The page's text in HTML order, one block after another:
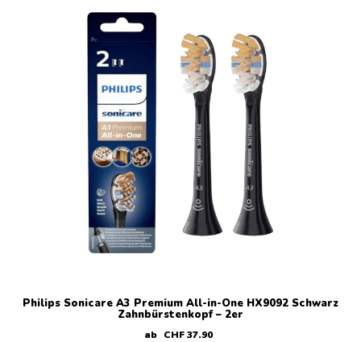
Philips Sonicare A3 Premium All-in-One HX9092 Schwarz
Zahnbürstenkopf – 2er
ab CHF37.90